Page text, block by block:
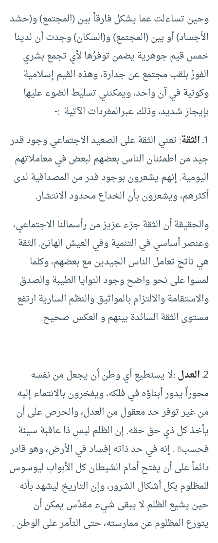
وحين تساءلت عما يشكل فارقاً بين (المجتمع) و(حشد
الأجساد) أو بين (المجتمع) و(السكان) وجدت أن لدينا
خمس قيم جوهرية يضمن توفرُها لأي تجمع بشري
الفوزَ بلقب مجتمع عن جدارة، وهذه القيم إسلامية
وكونية في آن واحد، ويمكنني تسليط الضوء عليها
بإيجاز شديد، وذلك عبرالمفردات الآتية :-
1ـ الثقة: تعني الثقة على الصعيد الاجتماعي وجود قدر
جيد من اطمئنان الناس بعضهم لبعض في معاملاتهم
اليومية. إنهم يشعرون بوجود قدر من المصداقية لدى
أكثرهم، ويشعرون بأن الخداع محدود الانتشار.
والحقيقة أن الثقة جزء عزيز من رأسمالنا الاجتماعي،
وعنصر أساسي في التنمية وفي العيش الهانئ. الثقة
هي ناتج تعامل الناس الجيدين مع بعضهم، وكلما
لمسوا على نحو واضح وجود النوايا الطيبة والصدق
والاستقامة والالتزام بالمواثيق والنظم السارية ارتفع
مستوى الثقة السائدة بينهم و العكس صحيح.
2ـ العدل:لا يستطيع أي وطن أن يجعل من نفسه
محوراً يدور أبناؤه في فلكه، ويفخرون بالانتماء إليه
من غير توفر حد معقول من العدل، والحرص على أن
يأخذ كل ذي حق حقه. إن الظلم ليس ذا عاقبة سيئة
فحسب!! . إنه في حد ذاته إفساد في الأرض، وهو قادر
دائماً على أن يفتح أمام الشيطان كل الأبواب ليوسوس
للمظلوم بكل أشكال الشرور، وإن التاريخ ليشهد بأنه
حين يشيع الظلم لا يبقى شيء مقدَّس يمكن أن
يتورع المظلوم عن ممارسته، حتى التآمر على الوطن .